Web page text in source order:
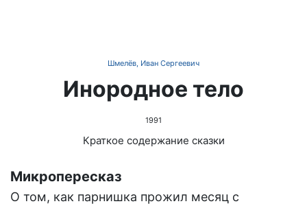
Шмелёв, Иван Сергеевич
Инородное тело
1991
Краткое содержание сказки
Микропересказ
О том, как парнишка прожил месяц с